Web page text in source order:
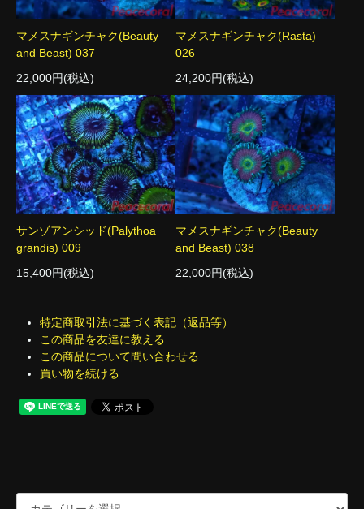
マメスナギンチャク(Beauty
and Beast) 037
22,000円(税込)
マメスナギンチャク(Rasta)
026
24,200円(税込)
サンゾアンシッド(Palythoa
grandis) 009
15,400円(税込)
マメスナギンチャク(Beauty
and Beast) 038
22,000円(税込)
特定商取引法に基づく表記（返品等）
この商品を友達に教える
この商品について問い合わせる
買い物を続ける